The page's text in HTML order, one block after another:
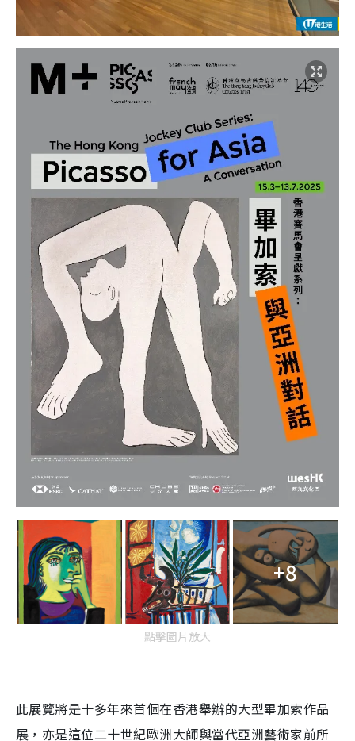
+8
點擊圖片放大
此展覽將是十多年來首個在香港舉辦的大型畢加索作品
展，亦是這位二十世紀歐洲大師與當代亞洲藝術家前所